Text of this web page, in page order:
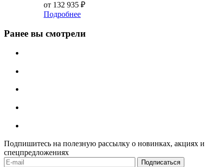
от 132 935 ₽
Подробнее
Ранее вы смотрели
Подпишитесь на полезную рассылку о новинках, акциях и
спецпредложениях